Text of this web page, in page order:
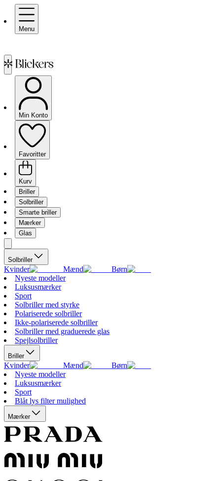
Menu
Min Konto
Favoritter
Kurv
Briller
Solbriller
Smarte briller
Mærker
Glas
Solbriller
Kvinder Mænd
Børn
Nyeste modeller
Luksusmærker
Sport
Solbriller med styrke
Polariserede solbriller
Ikke-polariserede solbriller
Solbriller med graduerede glas
Spejlsolbriller
Briller
Kvinder Mænd
Børn
Nyeste modeller
Luksusmærker
Sport
Blåt lys filter mulighed
Mærker